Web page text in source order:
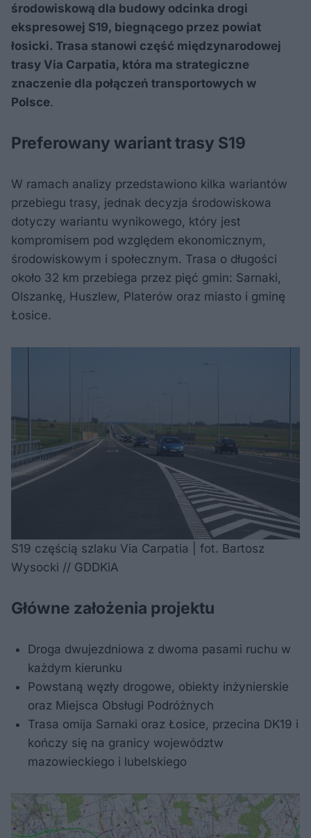
środowiskową dla budowy odcinka drogi
ekspresowej S19, biegnącego przez powiat
łosicki. Trasa stanowi część międzynarodowej
trasy Via Carpatia, która ma strategiczne
znaczenie dla połączeń transportowych w
Polsce.
Preferowany wariant trasy S19
W ramach analizy przedstawiono kilka wariantów
przebiegu trasy, jednak decyzja środowiskowa
dotyczy wariantu wynikowego, który jest
kompromisem pod względem ekonomicznym,
środowiskowym i społecznym. Trasa o długości
około 32 km przebiega przez pięć gmin: Sarnaki,
Olszankę, Huszlew, Platerów oraz miasto i gminę
Łosice.
S19 częścią szlaku Via Carpatia | fot. Bartosz
Wysocki // GDDKiA
Główne założenia projektu
Droga dwujezdniowa z dwoma pasami ruchu w
każdym kierunku
Powstaną węzły drogowe, obiekty inżynierskie
oraz Miejsca Obsługi Podróżnych
Trasa omija Sarnaki oraz Łosice, przecina DK19 i
kończy się na granicy województw
mazowieckiego i lubelskiego